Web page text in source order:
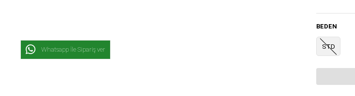
Whatsapp İle Sipariş ver
BEDEN
STD